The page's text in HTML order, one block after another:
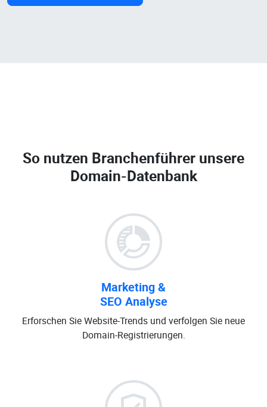
So nutzen Branchenführer unsere
Domain-Datenbank
Marketing &
SEO Analyse
Erforschen Sie Website-Trends und verfolgen Sie neue
Domain-Registrierungen.